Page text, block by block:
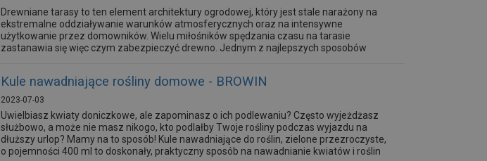
Drewniane tarasy to ten element architektury ogrodowej, który jest stale narażony na
ekstremalne oddziaływanie warunków atmosferycznych oraz na intensywne
użytkowanie przez domowników. Wielu miłośników spędzania czasu na tarasie
zastanawia się więc czym zabezpieczyć drewno. Jednym z najlepszych sposobów
Kule nawadniające rośliny domowe - BROWIN
2023-07-03
Uwielbiasz kwiaty doniczkowe, ale zapominasz o ich podlewaniu? Często wyjeżdżasz
służbowo, a może nie masz nikogo, kto podlałby Twoje rośliny podczas wyjazdu na
dłuższy urlop? Mamy na to sposób! Kule nawadniające do roślin, zielone przezroczyste,
o pojemności 400 ml to doskonały, praktyczny sposób na nawadnianie kwiatów i roślin